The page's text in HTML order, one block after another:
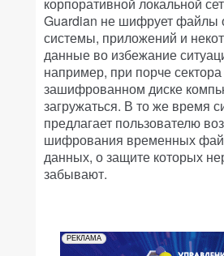
Guardian не шифрует файлы
системы, приложений и
данные во избежание
например, при порче
зашифрованном диске
загружаться. В то же время
предлагает пользователю
шифрования временных
данных, о защите которых
забывают.
РЕКЛАМА